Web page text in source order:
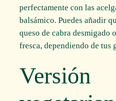
perfectamente con las
balsámico. Puedes añadir
queso de cabra desmigado
fresca, dependiendo de tus
Versión